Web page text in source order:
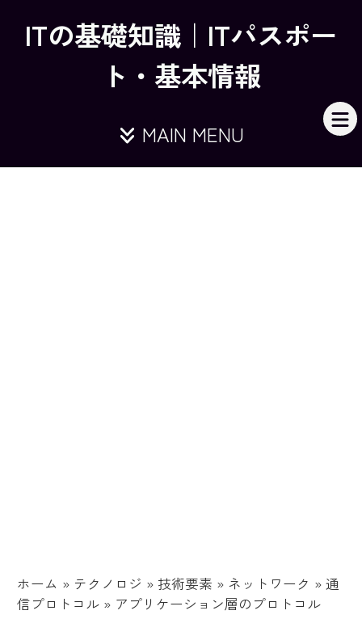
ITの基礎知識｜ITパスポー
ト・基本情報
MAIN MENU
ホーム » テクノロジ » 技術要素 » ネットワーク » 通
信プロトコル »アプリケーション層のプロトコル